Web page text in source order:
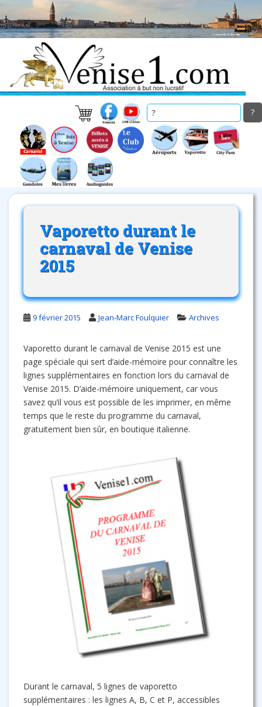
to
main
Vaporetto durant le
carnaval de Venise
2015
9 février 2015 Jean-Marc Foulquier Archives
Vaporetto durant le carnaval de Venise 2015 est une
page spéciale qui sert d’aide-mémoire pour connaître les
lignes supplémentaires en fonction lors du carnaval de
Venise 2015. D’aide-mémoire uniquement, car vous
savez qu’il vous est possible de les imprimer, en même
temps que le reste du programme du carnaval,
gratuitement bien sûr, en boutique italienne.
Durant le carnaval, 5 lignes de vaporetto
supplémentaires : les lignes A, B, C et P, accessibles